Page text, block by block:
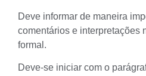
Deve informar de maneira
comentários e interpretações
formal.
Deve-se iniciar com o